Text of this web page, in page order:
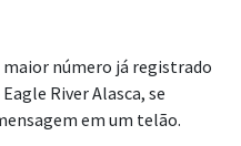
número já registrado
River Alasca, se
em um telão.